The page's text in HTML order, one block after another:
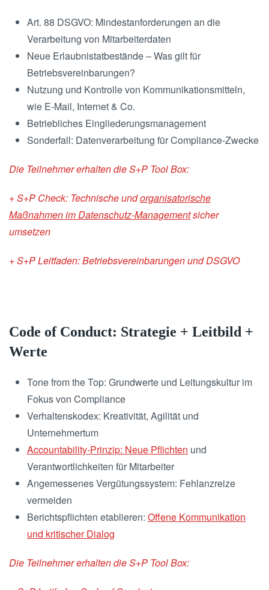
Art. 88 DSGVO: Mindestanforderungen an die
Verarbeitung von Mitarbeiterdaten
Neue Erlaubnistatbestände – Was gilt für
Betriebsvereinbarungen?
Nutzung und Kontrolle von Kommunikationsmitteln,
wie E-Mail, Internet & Co.
Betriebliches Eingliederungsmanagement
Sonderfall: Datenverarbeitung für Compliance-Zwecke
Die Teilnehmer erhalten die S+P Tool Box:
+ S+P Check: Technische undorganisatorische
Maßnahmen im Datenschutz-Managementsicher
umsetzen
+ S+P Leitfaden: Betriebsvereinbarungen und DSGVO
Code of Conduct: Strategie + Leitbild +
Werte
Tone from the Top: Grundwerte und Leitungskultur im
Fokus von Compliance
Verhaltenskodex: Kreativität, Agilität und
Unternehmertum
Accountability-Prinzip: Neue Pflichten und
Verantwortlichkeiten für Mitarbeiter
Angemessenes Vergütungssystem: Fehlanzreize
vermeiden
Berichtspflichten etablieren: Offene Kommunikation
und kritischer Dialog
Die Teilnehmer erhalten die S+P Tool Box: